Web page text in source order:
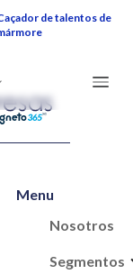
de talentos de
Menu
Nosotros
Segmentos